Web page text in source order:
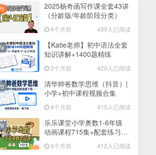
2025杨奇函写作课全套43讲
（分龄版/年龄阶段分类）
4个月前 489人已阅读
【Katie老师】初中语法全套
知识讲解+1400题精练
3个月前 420人已阅读
清华帅爸数学思维（抖音）|
小学+初中课程视频合集
4个月前 415人已阅读
乐乐课堂小学奥数1-6年级
动画课程715集+配套练习册
6个月前 412人已阅读